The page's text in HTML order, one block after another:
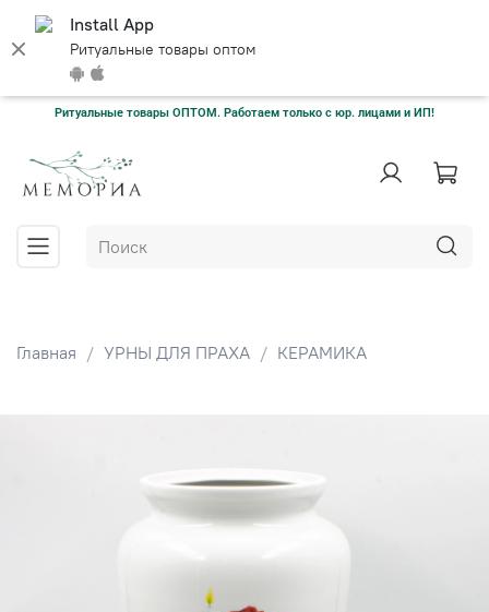
Install App
Ритуальные товары оптом
Ритуальные товары ОПТОМ. Работаем только с юр. лицами и ИП!
Главная УРНЫ ДЛЯ ПРАХА КЕРАМИКА